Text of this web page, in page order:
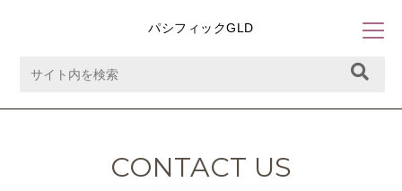
パシフィックGLD
CONTACT US